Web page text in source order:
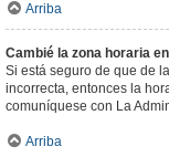
Arriba
Cambié la zona horaria
Si está seguro de que de
incorrecta, entonces la
comuníquese con La
Arriba